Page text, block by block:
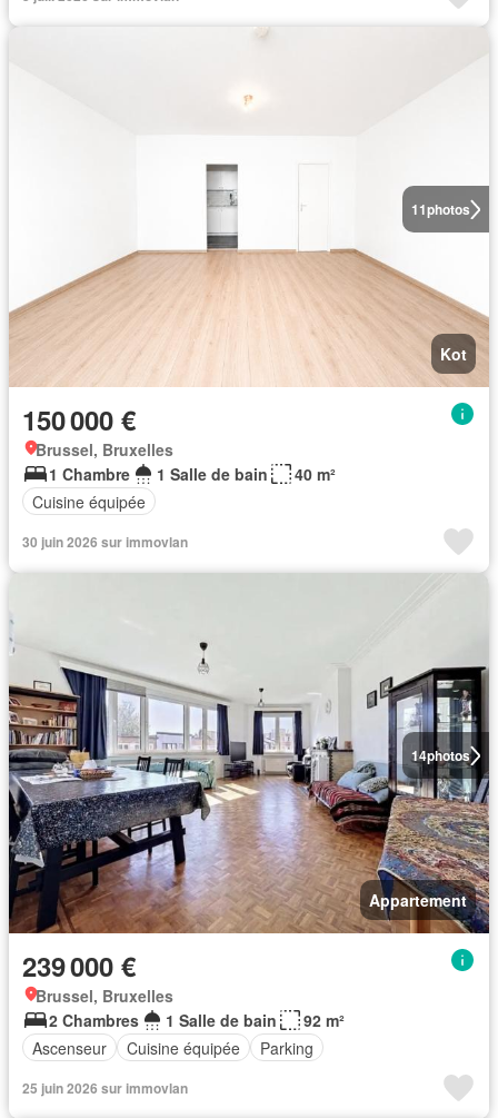
11photos
Kot
150 000 €
Brussel, Bruxelles
1 Chambre
1 Salle de bain
40 m²
Cuisine équipée
30 juin 2026 sur immovlan
14photos
Appartement
239 000 €
Brussel, Bruxelles
2 Chambres
1 Salle de bain
92 m²
Ascenseur
Cuisine équipée Parking
25 juin 2026 sur immovlan